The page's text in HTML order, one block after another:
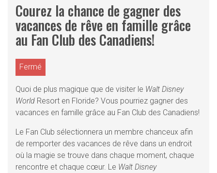
Courez la chance de gagner des
vacances de rêve en famille grâce
au Fan Club des Canadiens!
Fermé
Quoi de plus magique que de visiter le Walt Disney
World Resort en Floride? Vous pourriez gagner des
vacances en famille grâce au Fan Club des Canadiens!
Le Fan Club sélectionnera un membre chanceux afin
de remporter des vacances de rêve dans un endroit
où la magie se trouve dans chaque moment, chaque
rencontre et chaque cœur. Le Walt Disney